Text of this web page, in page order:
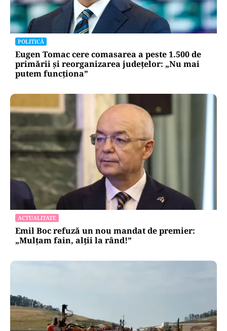
POLITICĂ
Eugen Tomac cere comasarea a peste 1.500 de
primării și reorganizarea județelor: „Nu mai
putem funcționa”
ACTUALITATE
Emil Boc refuză un nou mandat de premier:
„Mulțam fain, alții la rând!”